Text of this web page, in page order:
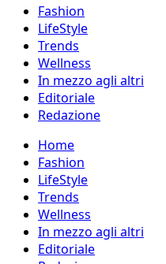
Fashion
LifeStyle
Trends
Wellness
In mezzo agli altri
Editoriale
Redazione
Menu
principale
Home
Fashion
LifeStyle
Trends
Wellness
In mezzo agli altri
Editoriale